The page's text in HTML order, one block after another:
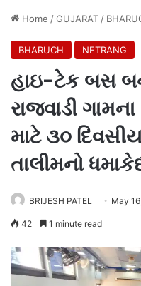
Home /GUJARAT /
BHARUCH NETRANG
હાઇ-ટેક બસ
રાજવાડી
માટે ૩૦
તાલીમનો
BRIJESH PATEL May
42 1 minute read